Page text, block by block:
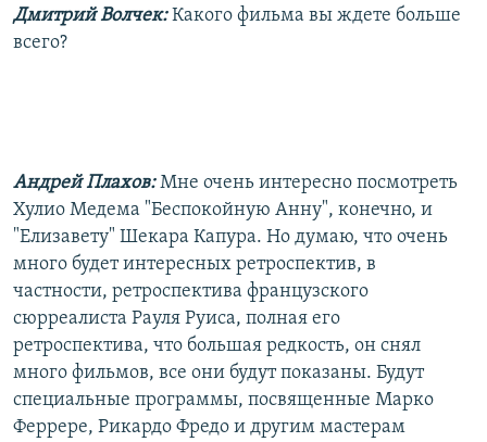
Дмитрий Волчек: Какого фильма вы ждете больше
всего?
Андрей Плахов: Мне очень интересно посмотреть
Хулио Медема "Беспокойную Анну", конечно, и
"Елизавету" Шекара Капура. Но думаю, что очень
много будет интересных ретроспектив, в
частности, ретроспектива французского
сюрреалиста Рауля Руиса, полная его
ретроспектива, что большая редкость, он снял
много фильмов, все они будут показаны. Будут
специальные программы, посвященные Марко
Феррере, Рикардо Фредо и другим мастерам